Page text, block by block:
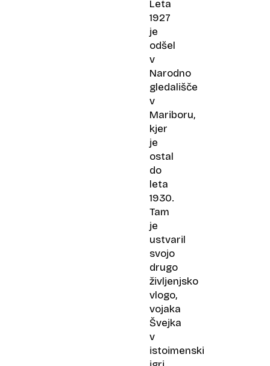
Leta
1927
je
odšel
v
Narodno
gledališče
v
Mariboru,
kjer
je
ostal
do
leta
1930.
Tam
je
ustvaril
svojo
drugo
življenjsko
vlogo,
vojaka
Švejka
v
istoimenski